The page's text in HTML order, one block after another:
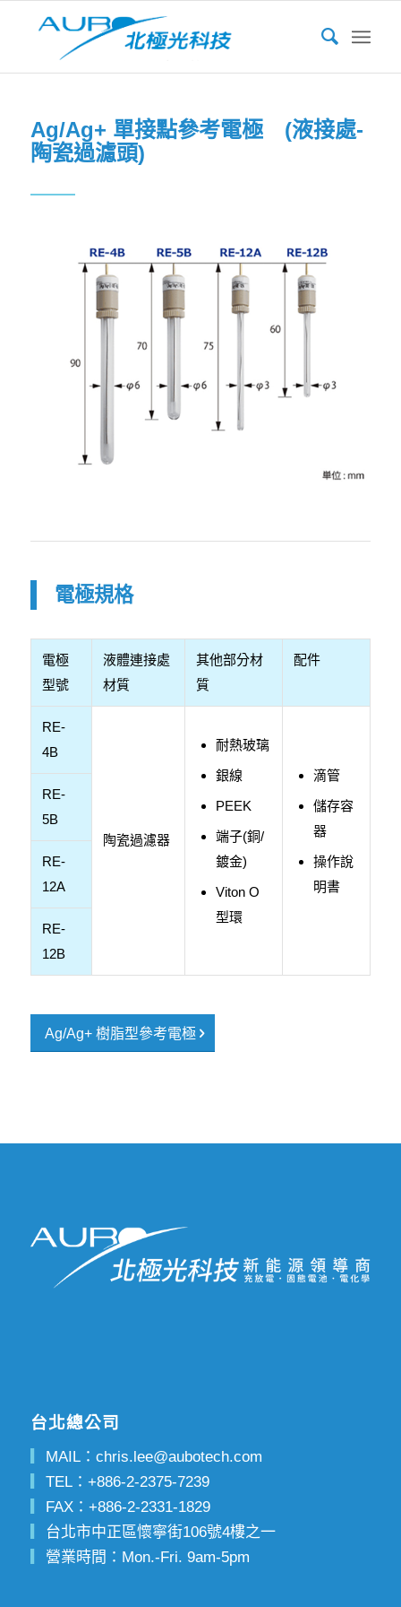
Ag/Ag+ 單接點參考電極 (液接處-
陶瓷過濾頭)
電極規格
電極
型號
液體連接處
材質
其他部分材
質
配件
RE-
4B
陶瓷過濾器
耐熱玻璃
銀線
PEEK
端子(銅/
鍍金)
Viton O
型環
滴管
儲存容
器
操作說
明書
RE-
5B
RE-
12A
RE-
12B
Ag/Ag+ 樹脂型參考電極
台北總公司
MAIL： chris.lee@aubotech.com
TEL： +886-2-2375-7239
FAX： +886-2-2331-1829
台北市中正區懷寧街106號4樓之一
營業時間：Mon.-Fri. 9am-5pm